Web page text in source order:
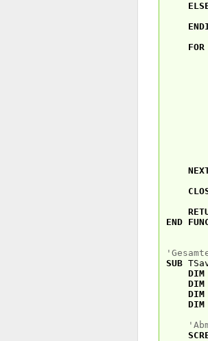
FOR
END
SUB
DIM
DIM
DIM
DIM